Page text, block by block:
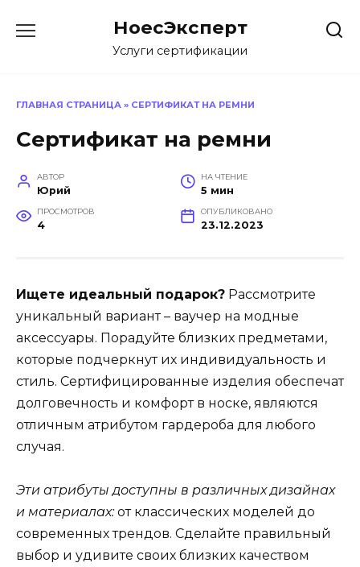
НоесЭксперт
Услуги сертификации
ГЛАВНАЯ СТРАНИЦА » СЕРТИФИКАТ НА РЕМНИ
Сертификат на ремни
АВТОР
Юрий
НА ЧТЕНИЕ
5 мин
ПРОСМОТРОВ
4
ОПУБЛИКОВАНО
23.12.2023
Ищете идеальный подарок? Рассмотрите
уникальный вариант – ваучер на модные
аксессуары. Порадуйте близких предметами,
которые подчеркнут их индивидуальность и
стиль. Сертифицированные изделия обеспечат
долговечность и комфорт в носке, являются
отличным атрибутом гардероба для любого
случая.
Эти атрибуты доступны в различных дизайнах
и материалах:от классических моделей до
современных трендов. Сделайте правильный
выбор и удивите своих близких качеством